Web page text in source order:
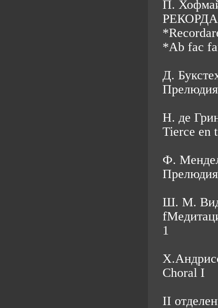
П.
*Ab fac
Д.
Н. де
Tierce en
Ф.
Ш. М.
1
Choral I
II